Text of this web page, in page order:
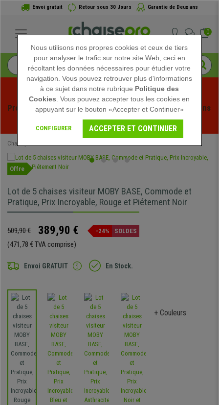
Envoi gratuit Retour sous 30 Jours Garantie de Deux ans
0
Profitez des soldes d'été chez Chaisepro ! Des réductions
exclusives pour une durée limitée - Voir l'offre
Chaisepro
Offre
Lot de 5 chaises visiteur MOBY BASE, Commode et
Pratique, Prix Incroyable, Rouge et Piétement Noir
509,90 € 389,90 € -24% SOLDES
(471,78 € TVA comprise)
Envoi GRATUIT En Stock.
+ Couleurs
Nous utilisons nos propres cookies et ceux de tiers
pour analyser le trafic sur notre site Web, ceci en
récoltant les données nécessaires pour étudier votre
navigation. Vous pouvez retrouver plus d'informations
à ce sujet dans notre rubrique Politique des
Cookies . Vous pouvez accepter tous les cookies en
appuyant sur le bouton «Accepter et Continuer»
CONFIGURER ACCEPTER ET CONTINUER